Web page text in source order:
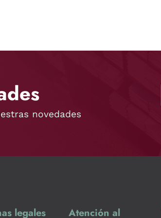
novedades
legales
Atención al